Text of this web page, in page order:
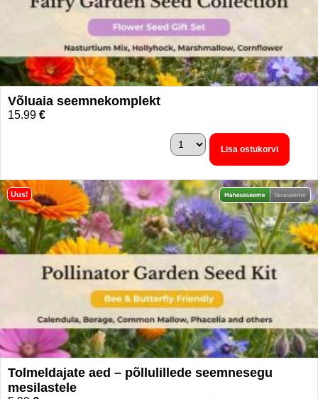
Võluaia seemnekomplekt
15.99 €
Lisa ostukorvi
Uus!
Tolmeldajate aed – põllulillede seemnesegu
mesilastele